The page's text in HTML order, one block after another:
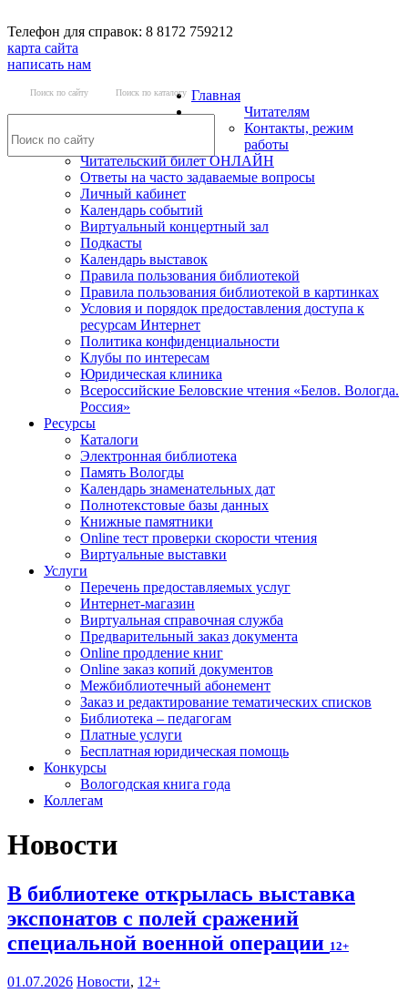
Телефон для справок: 8 8172 759212
карта сайта
написать нам
Поиск по сайту Поиск по каталогу Главная
Читателям
Контакты, режим
работы
Читательский билет ОНЛАЙН
Ответы на часто задаваемые вопросы
Личный кабинет
Календарь событий
Виртуальный концертный зал
Подкасты
Календарь выставок
Правила пользования библиотекой
Правила пользования библиотекой в картинках
Условия и порядок предоставления доступа к
ресурсам Интернет
Политика конфиденциальности
Клубы по интересам
Юридическая клиника
Всероссийские Беловские чтения «Белов. Вологда.
Россия»
Ресурсы
Каталоги
Электронная библиотека
Память Вологды
Календарь знаменательных дат
Полнотекстовые базы данных
Книжные памятники
Online тест проверки скорости чтения
Виртуальные выставки
Услуги
Перечень предоставляемых услуг
Интернет-магазин
Виртуальная справочная служба
Предварительный заказ документа
Online продление книг
Online заказ копий документов
Межбиблиотечный абонемент
Заказ и редактирование тематических списков
Библиотека – педагогам
Платные услуги
Бесплатная юридическая помощь
Конкурсы
Вологодская книга года
Коллегам
Новости
В библиотеке открылась выставка
экспонатов с полей сражений
специальной военной операции 12+
01.07.2026 Новости, 12+